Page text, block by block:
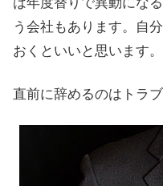
う会社もあります。自
おくといいと思います。
直前に辞めるのはトラ